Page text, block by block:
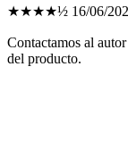
★★★★½ 16/06/
Contactamos al
del producto.